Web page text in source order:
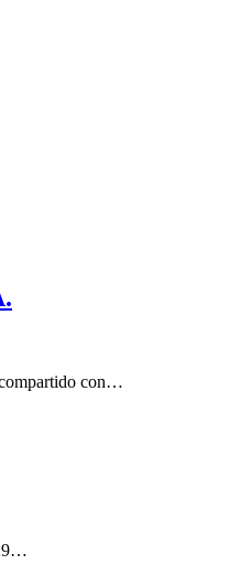
compartido con…